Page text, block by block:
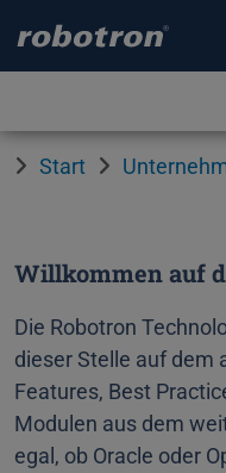
Start
Willkommen auf
Die Robotron
dieser Stelle auf dem
Features, Best
Modulen aus dem
egal, ob Oracle oder